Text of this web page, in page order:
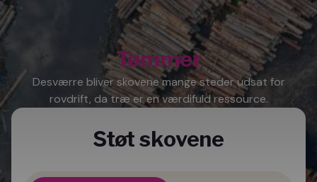
Tømmer
Desværre bliver skovene mange steder udsat for
rovdrift, da træ er en værdifuld ressource.
Støt skovene